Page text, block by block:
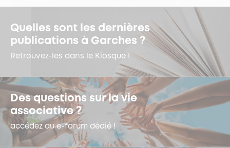
Quelles sont les dernières
publications à Garches ?
Retrouvez-les dans le Kiosque !
Des questions sur la vie
associative ?
accédez au e-forum dédié !